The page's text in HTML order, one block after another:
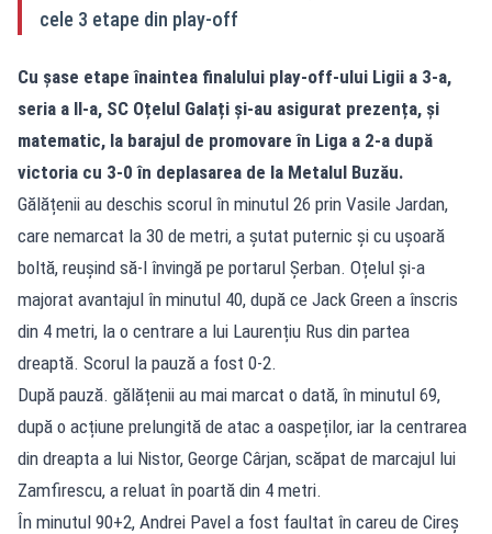
cele 3 etape din play-off
Cu șase etape înaintea finalului play-off-ului Ligii a 3-a,
seria a II-a, SC Oțelul Galați și-au asigurat prezența, și
matematic, la barajul de promovare în Liga a 2-a după
victoria cu 3-0 în deplasarea de la Metalul Buzău.
Gălățenii au deschis scorul în minutul 26 prin Vasile Jardan,
care nemarcat la 30 de metri, a șutat puternic și cu ușoară
boltă, reușind să-l învingă pe portarul Șerban. Oțelul și-a
majorat avantajul în minutul 40, după ce Jack Green a înscris
din 4 metri, la o centrare a lui Laurențiu Rus din partea
dreaptă. Scorul la pauză a fost 0-2.
După pauză. gălățenii au mai marcat o dată, în minutul 69,
după o acțiune prelungită de atac a oaspeților, iar la centrarea
din dreapta a lui Nistor, George Cârjan, scăpat de marcajul lui
Zamfirescu, a reluat în poartă din 4 metri.
În minutul 90+2, Andrei Pavel a fost faultat în careu de Cireș